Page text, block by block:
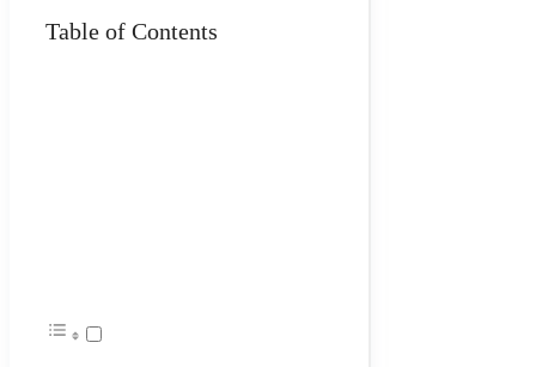
Table of Contents